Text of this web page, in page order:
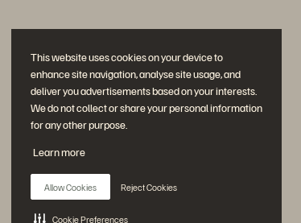
This website uses cookies on your device to
enhance site navigation, analyse site usage, and
deliver you advertisements based on your interests.
We do not collect or share your personal information
for any other purpose.
Learn more
Allow Cookies Reject Cookies
Cookie Preferences
Únase a la conversación